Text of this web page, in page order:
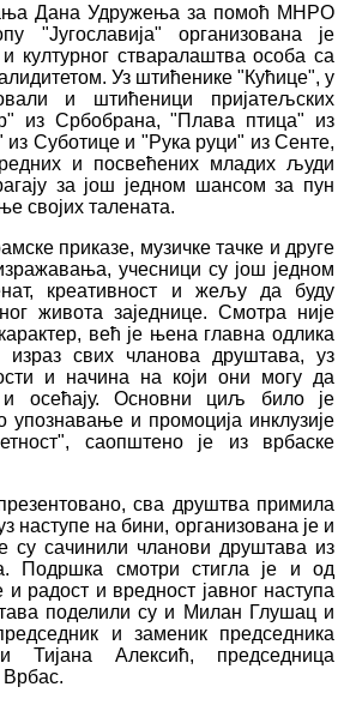
Дана Удружења за помоћ МНРО
"Југославија" организована је
културног стваралаштва особа са
Уз штићенике "Кућице", у
и штићеници пријатељских
из Србобрана, "Плава птица" из
Суботице и "Рука руци" из Сенте,
и посвећених младих људи
за још једном шансом за пун
својих талената.
приказе, музичке тачке и друге
учесници су још једном
креативност и жељу да буду
живота заједнице. Смотра није
већ је њена главна одлика
израз свих чланова друштава, уз
и начина на који они могу да
осећају. Основни циљ било је
и промоција инклузије
саопштено је из врбаске
сва друштва примила
наступе на бини, организована је и
су сачинили чланови друштава из
Подршка смотри стигла је и од
радост и вредност јавног наступа
поделили су и Милан Глушац и
и заменик председника
Тијана Алексић, председница